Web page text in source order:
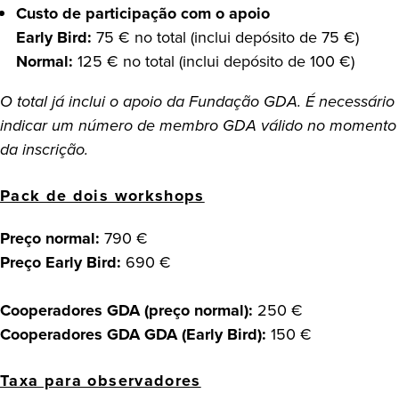
Custo de participação com o apoio
Early Bird: 75 € no total (inclui depósito de 75 €)
Normal: 125 € no total (inclui depósito de 100 €)
O total já inclui o apoio da Fundação GDA. É necessário
indicar um número de membro GDA válido no momento
da inscrição.
Pack de dois workshops
Preço normal: 790 €
Preço Early Bird: 690 €
Cooperadores GDA (preço normal): 250 €
Cooperadores GDA GDA (Early Bird): 150 €
Taxa para observadores